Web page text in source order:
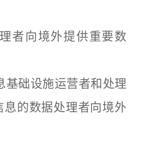
向境外提供重要数
础设施运营者和处理
的数据处理者向境外